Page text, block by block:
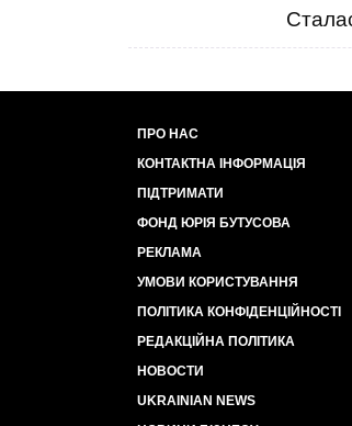
ПРО НАС
КОНТАКТНА ІНФОРМАЦІЯ
ПІДТРИМАТИ
ФОНД ЮРІЯ БУТУСОВА
РЕКЛАМА
УМОВИ КОРИСТУВАННЯ
ПОЛІТИКА КОНФІДЕНЦІЙНОСТІ
РЕДАКЦІЙНА ПОЛІТИКА
НОВОСТИ
UKRAINIAN NEWS